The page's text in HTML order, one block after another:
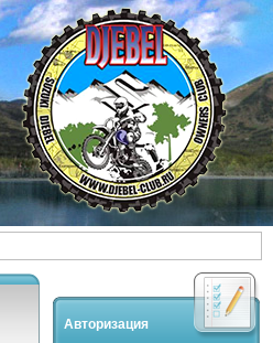
Авторизация